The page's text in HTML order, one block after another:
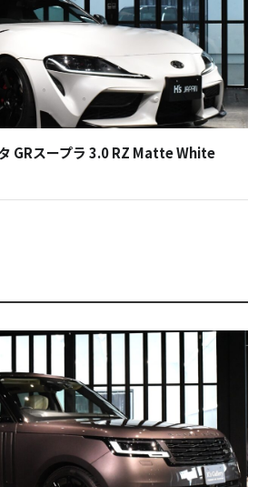
スープラ 3.0 RZ Matte White